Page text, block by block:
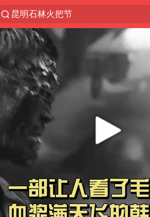
外交部发言人就广岛核爆81周年等答
台风“白海豚”7日起影响上海
我国编制完成新版全月地质图
女子利用漏洞0元薅走3000多件家电
27岁女子成组织卖淫集团主犯被通缉
胡塞武装袭扰红海航运行动升级
郑国霖回应去景区上班被保安拦下
80后女柜员逆袭成4200亿银行副行长
感觉全东北都在等7号
扎哈罗娃批广岛市长不提美国原子
泰国一女公务员妆容引争议 本人回